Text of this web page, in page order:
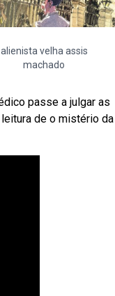
alienista velha assis
machado
passe a julgar as
de o mistério da